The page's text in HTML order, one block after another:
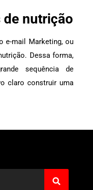
nutrição
e-mail Marketing, ou
Dessa forma,
sequência de
claro construir uma